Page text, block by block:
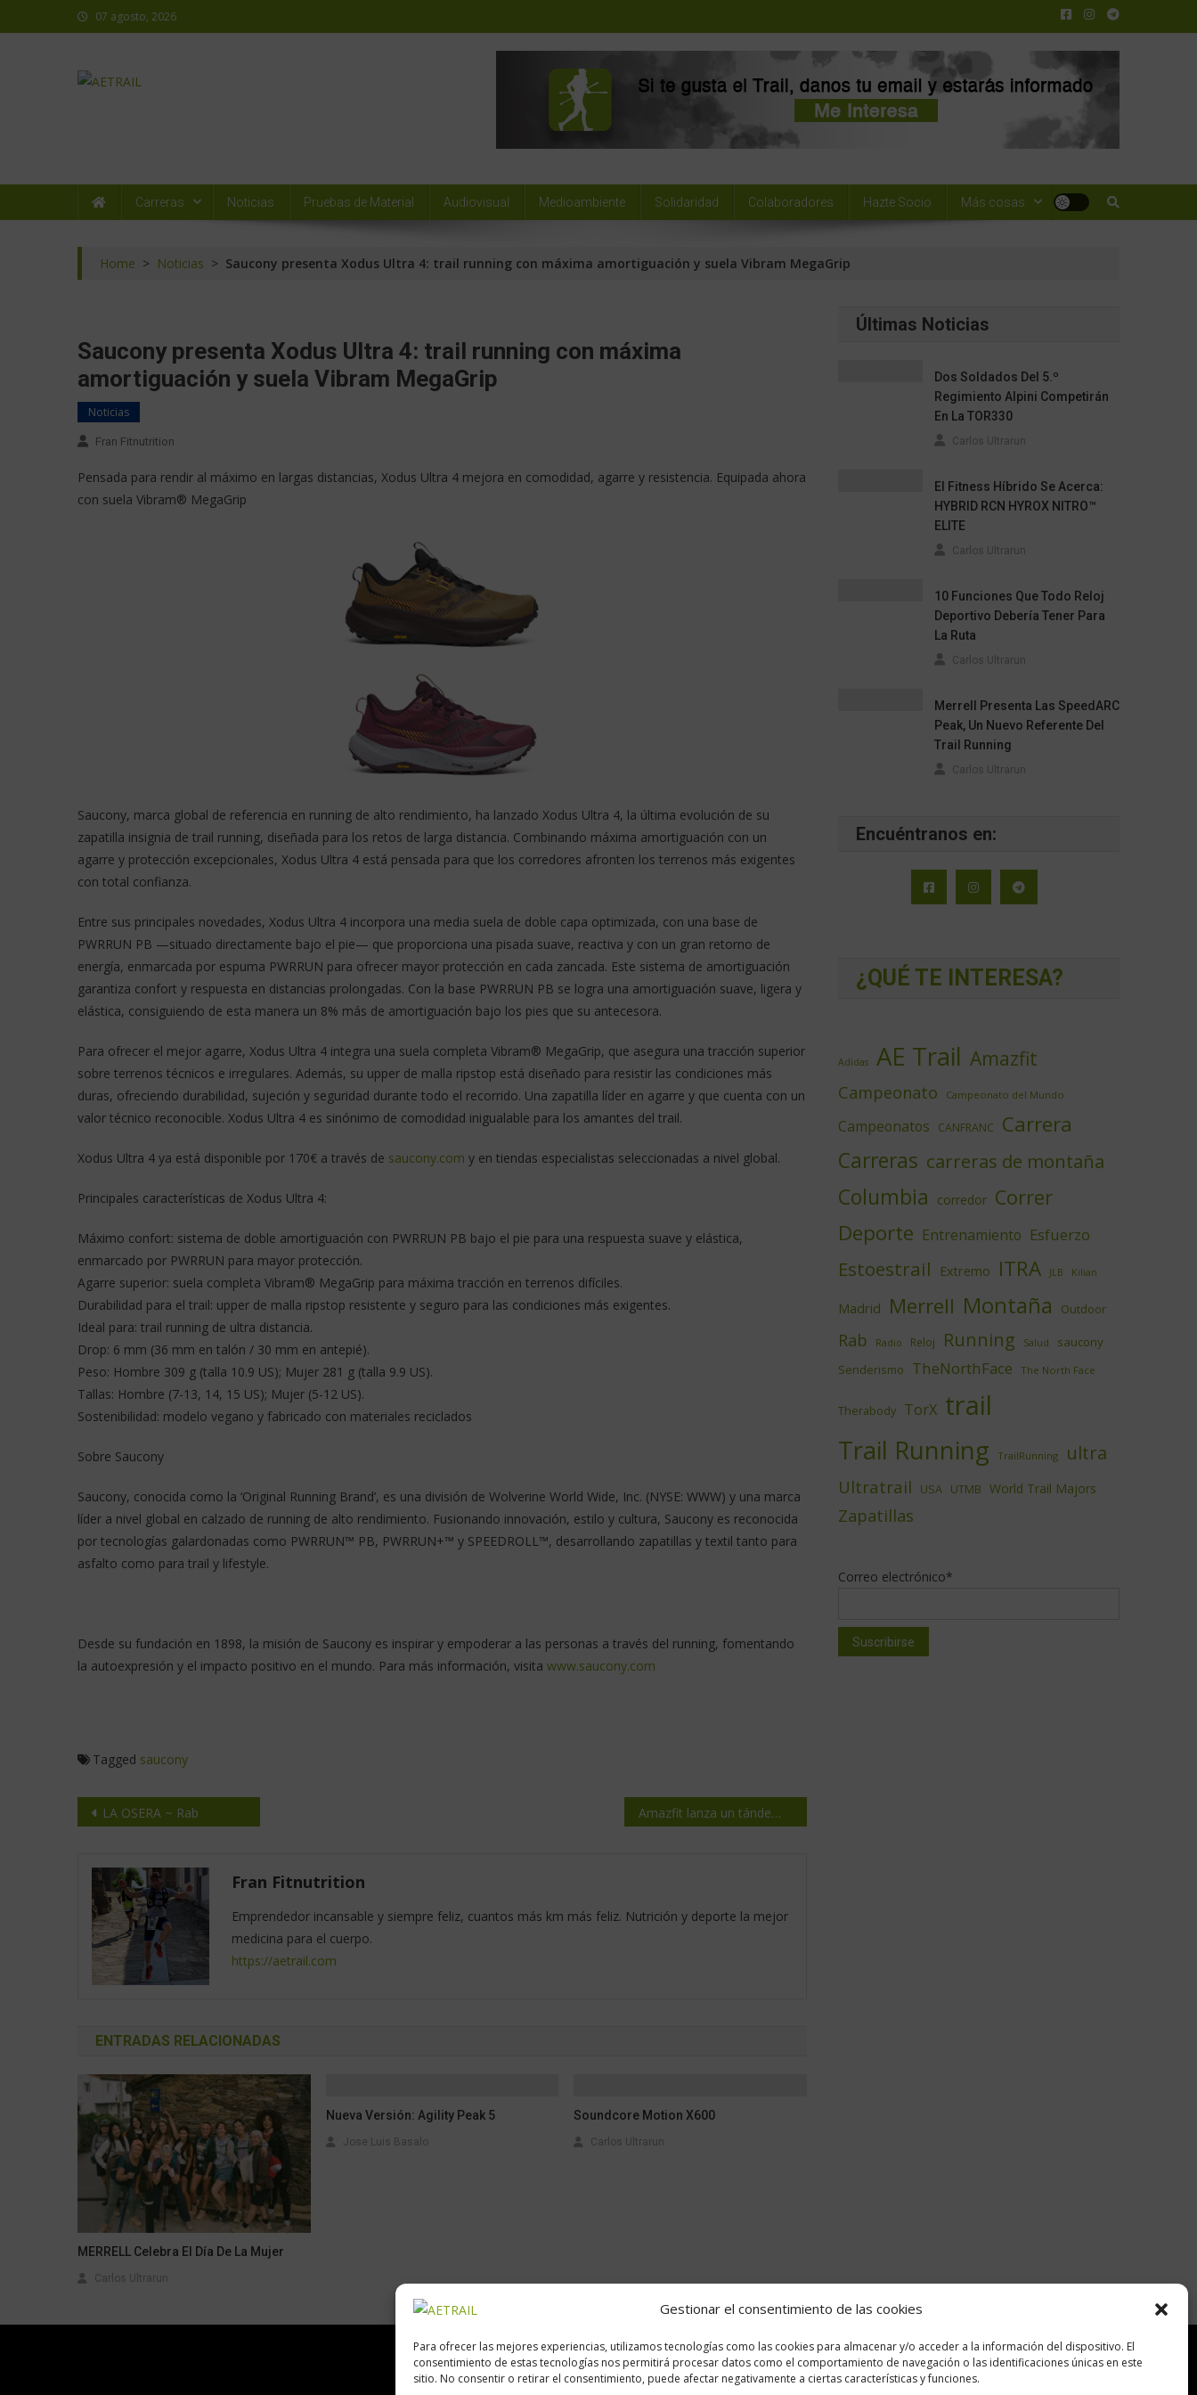
Gestionar el consentimiento de las cookies
Para ofrecer las mejores experiencias, utilizamos tecnologías como las cookies para almacenar y/o acceder a la información del dispositivo. El
consentimiento de estas tecnologías nos permitirá procesar datos como el comportamiento de navegación o las identificaciones únicas en este
sitio. No consentir o retirar el consentimiento, puede afectar negativamente a ciertas características y funciones.
07 agosto, 2026
Carreras Noticias Pruebas de Material Audiovisual Medioambiente Solidaridad Colaboradores Hazte Socio Más cosas
Home > Noticias > Saucony presenta Xodus Ultra 4: trail running con máxima amortiguación y suela Vibram MegaGrip
Saucony presenta Xodus Ultra 4: trail running con máxima
amortiguación y suela Vibram MegaGrip
Noticias
Fran Fitnutrition
Pensada para rendir al máximo en largas distancias, Xodus Ultra 4 mejora en comodidad, agarre y resistencia. Equipada ahora
con suela Vibram® MegaGrip
Saucony, marca global de referencia en running de alto rendimiento, ha lanzado Xodus Ultra 4, la última evolución de su
zapatilla insignia de trail running, diseñada para los retos de larga distancia. Combinando máxima amortiguación con un
agarre y protección excepcionales, Xodus Ultra 4 está pensada para que los corredores afronten los terrenos más exigentes
con total confianza.
Entre sus principales novedades, Xodus Ultra 4 incorpora una media suela de doble capa optimizada, con una base de
PWRRUN PB —situado directamente bajo el pie— que proporciona una pisada suave, reactiva y con un gran retorno de
energía, enmarcada por espuma PWRRUN para ofrecer mayor protección en cada zancada. Este sistema de amortiguación
garantiza confort y respuesta en distancias prolongadas. Con la base PWRRUN PB se logra una amortiguación suave, ligera y
elástica, consiguiendo de esta manera un 8% más de amortiguación bajo los pies que su antecesora.
Para ofrecer el mejor agarre, Xodus Ultra 4 integra una suela completa Vibram® MegaGrip, que asegura una tracción superior
sobre terrenos técnicos e irregulares. Además, su upper de malla ripstop está diseñado para resistir las condiciones más
duras, ofreciendo durabilidad, sujeción y seguridad durante todo el recorrido. Una zapatilla líder en agarre y que cuenta con un
valor técnico reconocible. Xodus Ultra 4 es sinónimo de comodidad inigualable para los amantes del trail.
Xodus Ultra 4 ya está disponible por 170€ a través de saucony.com y en tiendas especialistas seleccionadas a nivel global.
Principales características de Xodus Ultra 4:
Máximo confort: sistema de doble amortiguación con PWRRUN PB bajo el pie para una respuesta suave y elástica,
enmarcado por PWRRUN para mayor protección.
Agarre superior: suela completa Vibram® MegaGrip para máxima tracción en terrenos difíciles.
Durabilidad para el trail: upper de malla ripstop resistente y seguro para las condiciones más exigentes.
Ideal para: trail running de ultra distancia.
Drop: 6 mm (36 mm en talón / 30 mm en antepié).
Peso: Hombre 309 g (talla 10.9 US); Mujer 281 g (talla 9.9 US).
Tallas: Hombre (7-13, 14, 15 US); Mujer (5-12 US).
Sostenibilidad: modelo vegano y fabricado con materiales reciclados
Sobre Saucony
Saucony, conocida como la ‘Original Running Brand’, es una división de Wolverine World Wide, Inc. (NYSE: WWW) y una marca
líder a nivel global en calzado de running de alto rendimiento. Fusionando innovación, estilo y cultura, Saucony es reconocida
por tecnologías galardonadas como PWRRUN™ PB, PWRRUN+™ y SPEEDROLL™, desarrollando zapatillas y textil tanto para
asfalto como para trail y lifestyle.
Desde su fundación en 1898, la misión de Saucony es inspirar y empoderar a las personas a través del running, fomentando
la autoexpresión y el impacto positivo en el mundo. Para más información, visita www.saucony.com
Tagged saucony
LA OSERA ~ Rab Amazfit lanza un tándem deportivo: el smartwatch Balance 2 y la correa Helio Strap
Fran Fitnutrition
Emprendedor incansable y siempre feliz, cuantos más km más feliz. Nutrición y deporte la mejor
medicina para el cuerpo.
https://aetrail.com
ENTRADAS RELACIONADAS
MERRELL Celebra El Día De La Mujer
Carlos Ultrarun
Nueva Versión: Agility Peak 5
Jose Luis Basalo
Soundcore Motion X600
Carlos Ultrarun
Últimas Noticias
Dos Soldados Del 5.º
Regimiento Alpini Competirán
En La TOR330
Carlos Ultrarun
El Fitness Híbrido Se Acerca:
HYBRID RCN HYROX NITRO™
ELITE
Carlos Ultrarun
10 Funciones Que Todo Reloj
Deportivo Debería Tener Para
La Ruta
Carlos Ultrarun
Merrell Presenta Las SpeedARC
Peak, Un Nuevo Referente Del
Trail Running
Carlos Ultrarun
Encuéntranos en:
¿QUÉ TE INTERESA?
Adidas AE Trail Amazfit
Campeonato Campeonato del Mundo
Campeonatos CANFRANC
Carrera
Carreras carreras de montaña
Columbia corredor Correr
Deporte Entrenamiento Esfuerzo
Estoestrail Extremo ITRA JLB Kilian
Madrid Merrell Montaña Outdoor
Rab Radio Reloj Running Salud
saucony
Senderismo
TheNorthFace The North Face
Therabody TorX trail
Trail Running TrailRunning ultra
Ultratrail USA UTMB World Trail Majors
Zapatillas
Correo electrónico*
Calle Daoiz, 12, Madrid Encuéntranos en: